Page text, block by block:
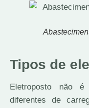
Tipos de
Eletroposto não
diferentes de